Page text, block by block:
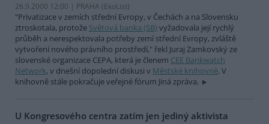
26.9.2000 12:00 | PRAHA (EkoList)
"Privatizace v zemích střední Evropy, v Čechách a na Slovensku
ztroskotala, protože Světová banka (SB) vyžadovala její rychlý
průběh a nerespektovala potřeby zemí střední Evropy, zvláště
vytvoření nového právního prostředí," řekl Juraj Zamkovský ze
slovenské organizace CEPA, která je členem CEE Bankwatch
Network, v dnešní dopolední diskusi v Městské knihovně. V
knihovně stále pokračuje veřejné fórum Jiná zpráva.
U Kongresového centra zatím jen jediný aktivista